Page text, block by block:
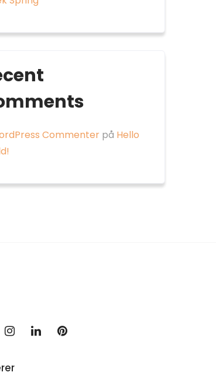
Commenter på Hello